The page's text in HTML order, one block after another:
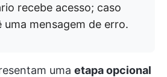
recebe acesso; caso
mensagem de erro.
uma etapa opcional